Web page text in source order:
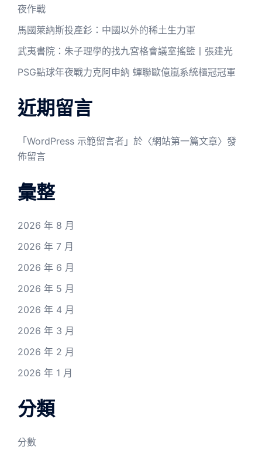
夜作戰
馬國萊納斯投產釤：中國以外的稀土生力軍
武夷書院：朱子理學的找九宮格會議室搖籃丨張建光
PSG點球年夜戰力克阿申納 蟬聯歐億嵐系統櫃冠冠軍
近期留言
「 WordPress 示範留言者 」於〈網站第一篇文章〉發
佈留言
彙整
2026 年 8 月
2026 年 7 月
2026 年 6 月
2026 年 5 月
2026 年 4 月
2026 年 3 月
2026 年 2 月
2026 年 1 月
分類
分數